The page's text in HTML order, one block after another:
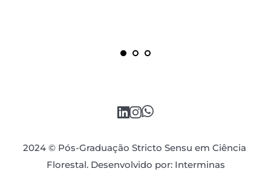
2024 © Pós-Graduação Stricto Sensu em Ciência
Florestal. Desenvolvido por: Interminas